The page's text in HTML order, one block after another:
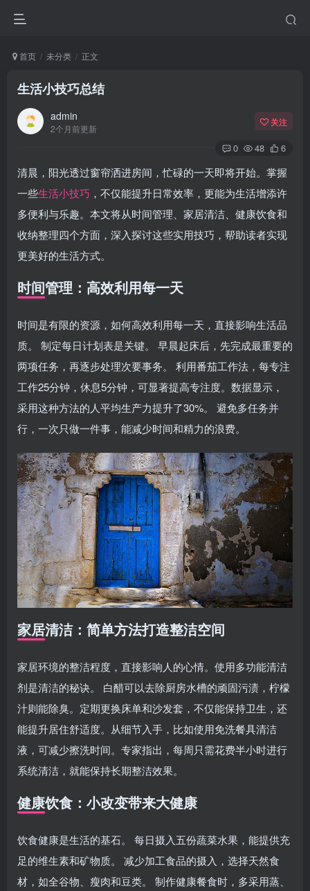
首页 未分类 正文
生活小技巧总结
admin
2个月前更新
关注
0 48 6
清晨，阳光透过窗帘洒进房间，忙碌的一天即将开始。掌握
一些生活小技巧 ，不仅能提升日常效率，更能为生活增添许
多便利与乐趣。本文将从时间管理、家居清洁、健康饮食和
收纳整理四个方面，深入探讨这些实用技巧，帮助读者实现
更美好的生活方式。
时间管理：高效利用每一天
时间是有限的资源，如何高效利用每一天，直接影响生活品
质。 制定每日计划表是关键。 早晨起床后，先完成最重要的
两项任务，再逐步处理次要事务。 利用番茄工作法，每专注
工作25分钟，休息5分钟，可显著提高专注度。数据显示，
采用这种方法的人平均生产力提升了30%。 避免多任务并
行，一次只做一件事，能减少时间和精力的浪费。
家居清洁：简单方法打造整洁空间
家居环境的整洁程度，直接影响人的心情。使用多功能清洁
剂是清洁的秘诀。 白醋可以去除厨房水槽的顽固污渍，柠檬
汁则能除臭。定期更换床单和沙发套，不仅能保持卫生，还
能提升居住舒适度。从细节入手，比如使用免洗餐具清洁
液，可减少擦洗时间。专家指出，每周只需花费半小时进行
系统清洁，就能保持长期整洁效果。
健康饮食：小改变带来大健康
饮食健康是生活的基石。 每日摄入五份蔬菜水果，能提供充
足的维生素和矿物质。 减少加工食品的摄入，选择天然食
材，如全谷物、瘦肉和豆类。 制作健康餐食时，多采用蒸、